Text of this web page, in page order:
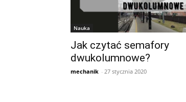
Nauka
Jak czytać semafory
dwukolumnowe?
mechanik - 27 stycznia 2020